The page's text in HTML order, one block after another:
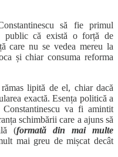
să fie primul
public că există o forță de
care nu se vedea mereu la
și chiar consuma reforma
lipită de el, chiar dacă
exactă. Esența politică a
va fi amintit
schimbării care a ajuns să
(formată din mai multe
mai greu de mișcat decât